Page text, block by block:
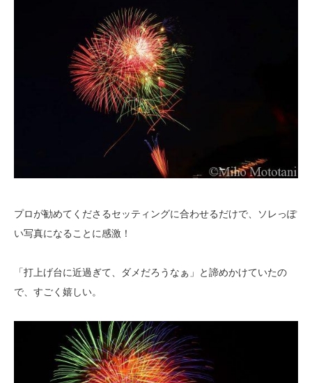
プロが勧めてくださるセッティングに合わせるだけで、ソレっぽ
い写真になることに感激！
「打上げ台に近過ぎて、ダメだろうなぁ」と諦めかけていたの
で、すごく嬉しい。